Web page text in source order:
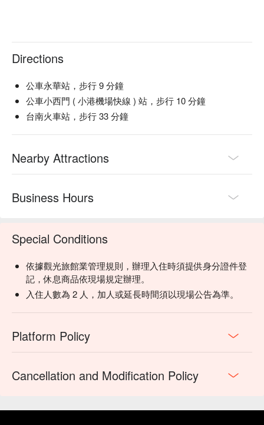
Directions
公車永華站，步行 9 分鐘
公車小西門 ( 小港機場快線 ) 站，步行 10 分鐘
台南火車站，步行 33 分鐘
Nearby Attractions
Business Hours
Special Conditions
依據觀光旅館業管理規則，辦理入住時須提供身分證件登
記，休息商品依現場規定辦理。
入住人數為 2 人，加人或延長時間須以現場公告為準。
Platform Policy
Cancellation and Modification Policy